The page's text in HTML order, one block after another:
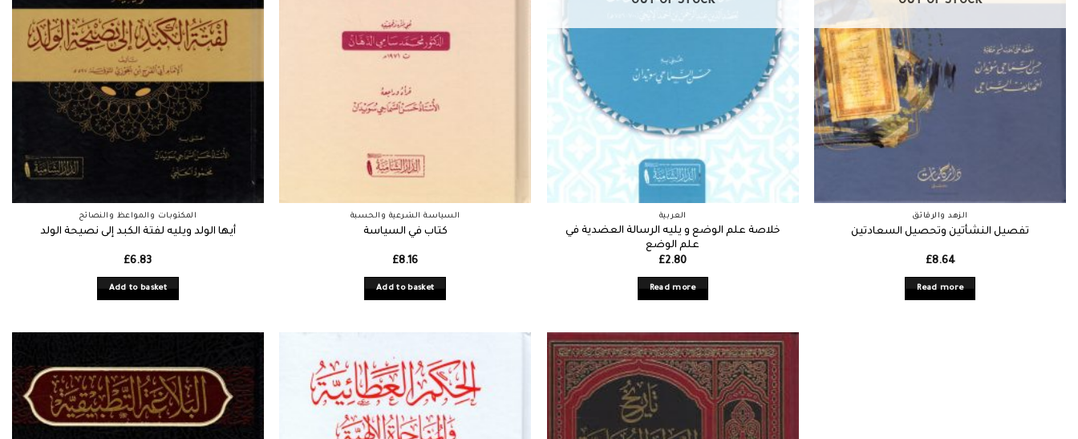
المكتوبات والمواعظ والنصائح
أيها الولد ويليه لفتة الكبد إلى نصيحة الولد
£6.83
Add to basket
السياسة الشرعية والحسبة
كتاب في السياسة
£8.16
Add to basket
العربية
خلاصة علم الوضع و يليه الرسالة العضدية في
علم الوضع
£2.80
Read more
الزهد والرقائق
تفصيل النشأتين وتحصيل السعادتين
£8.64
Read more